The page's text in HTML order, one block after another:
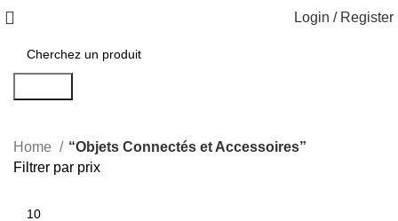
Login / Register
Home
“Objets Connectés et Accessoires”
Filtrer par prix